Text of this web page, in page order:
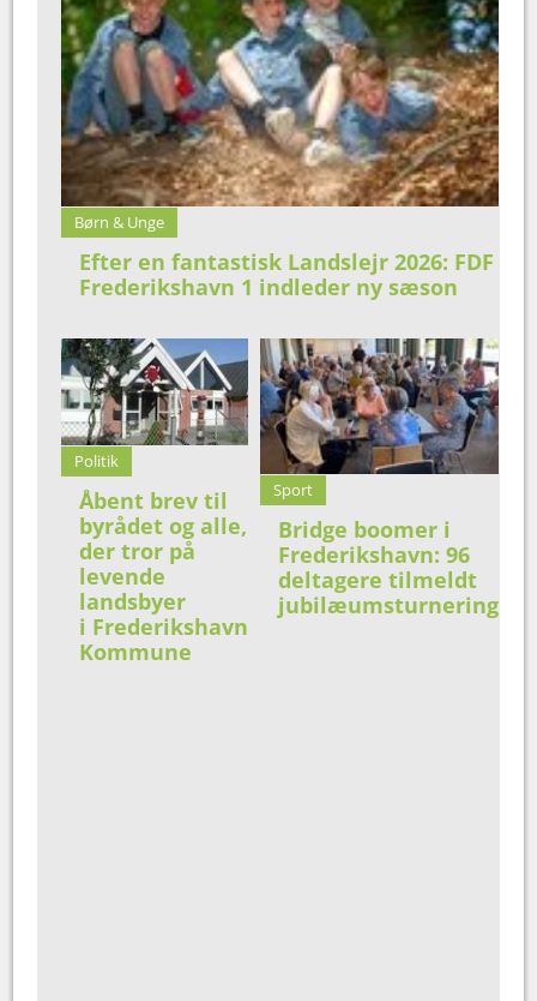
Børn & Unge
Efter en fantastisk Landslejr 2026: FDF
Frederikshavn 1 indleder ny sæson
Politik
Åbent brev til
byrådet og alle,
der tror på
levende
landsbyer
i Frederikshavn
Kommune
Sport
Bridge boomer i
Frederikshavn: 96
deltagere tilmeldt
jubilæumsturnering